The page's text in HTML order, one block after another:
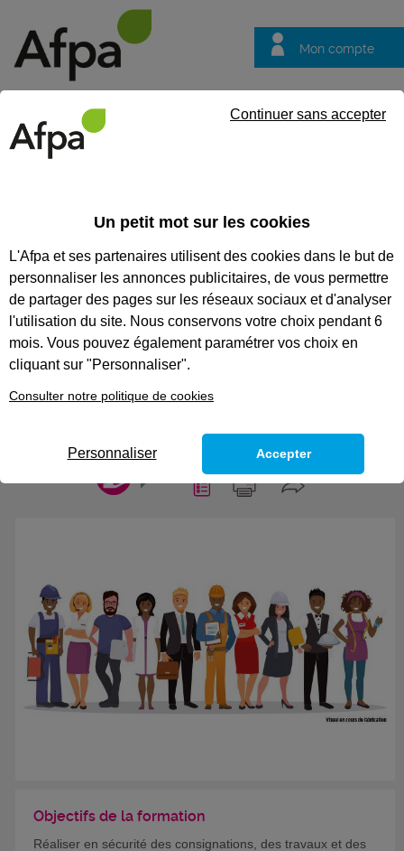
Mon compte
questions
HABILITATION ÉLECTRIQUE B1
OU B1V OU B2 OU B2V ET/OU
B2V ESSAI ET/OU BR ET/OU
BC ET H0 SUR INSTALLATIONS
(BLENDED LEARNING)
personnels réalisant en basse tension des
installations électriques
Objectifs de la formation
Réaliser en sécurité des consignations, des travaux et des
Un petit mot sur les cookies
L'Afpa et ses partenaires utilisent des cookies dans le but de
personnaliser les annonces publicitaires, de vous permettre
de partager des pages sur les réseaux sociaux et d'analyser
l'utilisation du site. Nous conservons votre choix pendant 6
mois. Vous pouvez également paramétrer vos choix en
cliquant sur "Personnaliser".
Consulter notre politique de cookies
Continuer sans accepter
Personnaliser Accepter